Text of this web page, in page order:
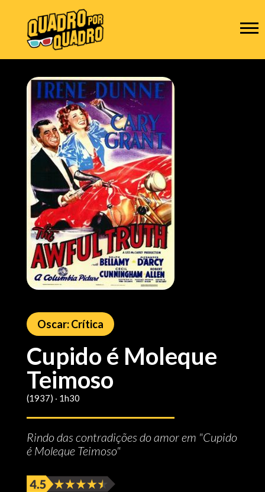
Oscar: Crítica
Cupido é Moleque
Teimoso
(1937) ‧ 1h30
Rindo das contradições do amor em "Cupido
é Moleque Teimoso"